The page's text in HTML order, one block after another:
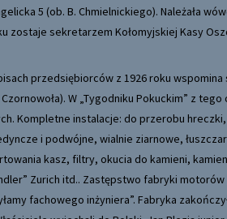
5 (ob. B. Chmielnickiego). Należała
zostaje sekretarzem Kołomyjskiej Kasy
przedsiębiorców z 1926 roku
W „Tygodniku Pokuckim” z
Kompletne instalacje: do przerobu
i podwójne, wialnie ziarnowe,
kasz, filtry, okucia do kamieni,
Zurich itd.. Zastępstwo fabryki motorów
fachowego inżyniera”. Fabryka